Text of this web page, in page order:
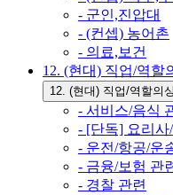
- 군인,진압대
- (컨셉) 농어촌
- 의료,보건
12. (현대) 직업/역할
12. (현대) 직업/역할의
- 서비스/음식
- [단독] 요리사
- 운전/항공/운
- 금융/보험 관
- 경찰 관련